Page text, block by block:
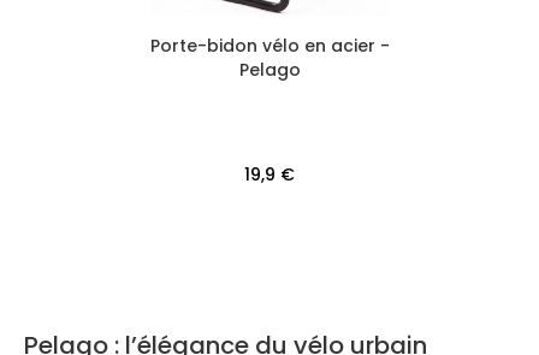
Porte-bidon vélo en acier -
Pelago
19,9 €
Pelago : l’élégance du vélo urbain